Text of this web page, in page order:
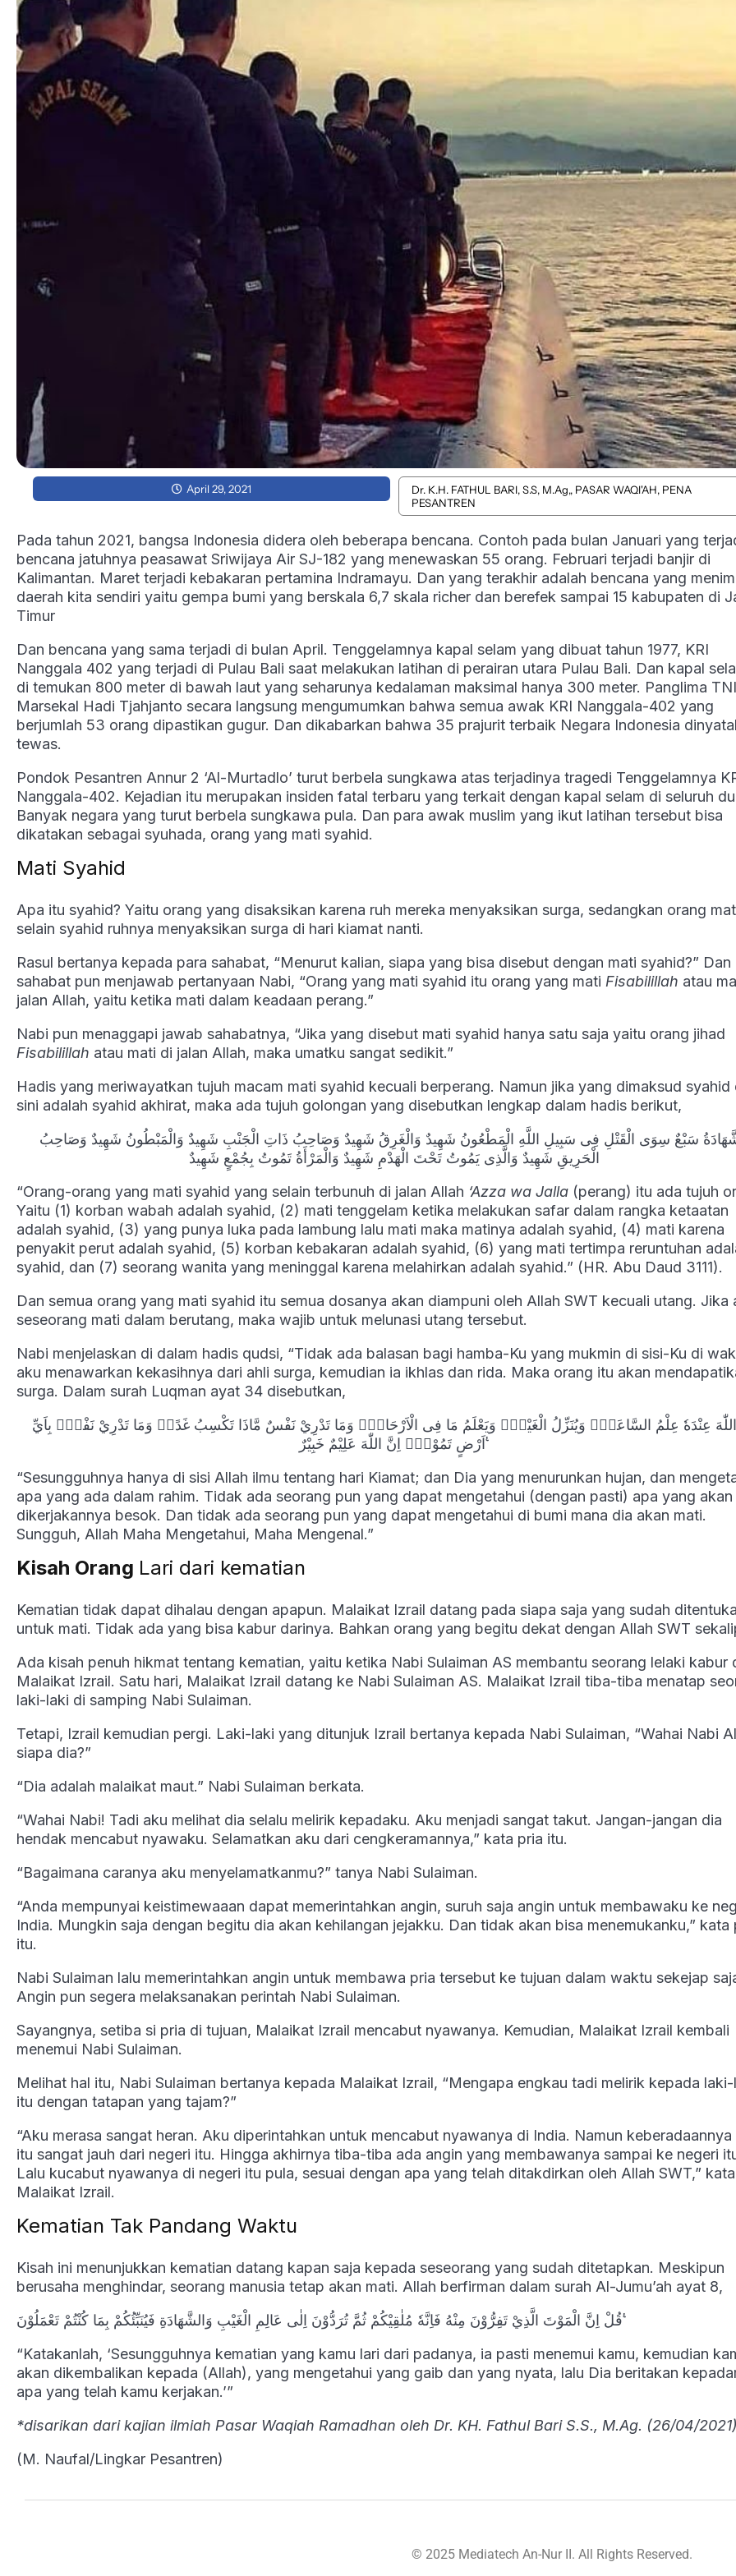
April 29, 2021
Dr. K.H. FATHUL BARI, S.S, M.Ag,, PASAR WAQI'AH, PENA
PESANTREN
Pada tahun 2021, bangsa Indonesia didera oleh beberapa bencana. Contoh pada bulan Januari yang
bencana jatuhnya peasawat Sriwijaya Air SJ-182 yang menewaskan 55 orang. Februari terjadi banjir di
Kalimantan. Maret terjadi kebakaran pertamina Indramayu. Dan yang terakhir adalah bencana yang
daerah kita sendiri yaitu gempa bumi yang berskala 6,7 skala richer dan berefek sampai 15 kabupaten di
Timur
Dan bencana yang sama terjadi di bulan April. Tenggelamnya kapal selam yang dibuat tahun 1977, KRI
Nanggala 402 yang terjadi di Pulau Bali saat melakukan latihan di perairan utara Pulau Bali. Dan kapal
di temukan 800 meter di bawah laut yang seharunya kedalaman maksimal hanya 300 meter. Panglima TNI
Marsekal Hadi Tjahjanto secara langsung mengumumkan bahwa semua awak KRI Nanggala-402 yang
berjumlah 53 orang dipastikan gugur. Dan dikabarkan bahwa 35 prajurit terbaik Negara Indonesia
tewas.
Pondok Pesantren Annur 2 ‘Al-Murtadlo’ turut berbela sungkawa atas terjadinya tragedi Tenggelamnya
Nanggala-402. Kejadian itu merupakan insiden fatal terbaru yang terkait dengan kapal selam di seluruh
Banyak negara yang turut berbela sungkawa pula. Dan para awak muslim yang ikut latihan tersebut bisa
dikatakan sebagai syuhada, orang yang mati syahid.
Mati Syahid
Apa itu syahid? Yaitu orang yang disaksikan karena ruh mereka menyaksikan surga, sedangkan orang
selain syahid ruhnya menyaksikan surga di hari kiamat nanti.
Rasul bertanya kepada para sahabat, “Menurut kalian, siapa yang bisa disebut dengan mati syahid?” Dan
sahabat pun menjawab pertanyaan Nabi, “Orang yang mati syahid itu orang yang mati Fisabilillah atau
jalan Allah, yaitu ketika mati dalam keadaan perang.”
Nabi pun menaggapi jawab sahabatnya, “Jika yang disebut mati syahid hanya satu saja yaitu orang jihad
Fisabilillah atau mati di jalan Allah, maka umatku sangat sedikit.”
Hadis yang meriwayatkan tujuh macam mati syahid kecuali berperang. Namun jika yang dimaksud syahid
sini adalah syahid akhirat, maka ada tujuh golongan yang disebutkan lengkap dalam hadis berikut,
سَبْعٌ سِوَى الْقَتْلِ فِى سَبِيلِ اللَّهِ الْمَطْعُونُ شَهِيدٌ وَالْغَرِقُ شَهِيدٌ وَصَاحِبُ ذَاتِ الْجَنْبِ شَهِيدٌ وَالْمَبْطُونُ شَهِيدٌ وَصَاحِبُ
الْحَرِيقِ شَهِيدٌ وَالَّذِى يَمُوتُ تَحْتَ الْهَدْمِ شَهِيدٌ وَالْمَرْأَةُ تَمُوتُ بِجُمْعٍ شَهِيدٌ
“Orang-orang yang mati syahid yang selain terbunuh di jalan Allah ‘Azza wa Jalla (perang) itu ada tujuh
Yaitu (1) korban wabah adalah syahid, (2) mati tenggelam ketika melakukan safar dalam rangka ketaatan
adalah syahid, (3) yang punya luka pada lambung lalu mati maka matinya adalah syahid, (4) mati karena
penyakit perut adalah syahid, (5) korban kebakaran adalah syahid, (6) yang mati tertimpa reruntuhan
syahid, dan (7) seorang wanita yang meninggal karena melahirkan adalah syahid.” (HR. Abu Daud 3111).
Dan semua orang yang mati syahid itu semua dosanya akan diampuni oleh Allah SWT kecuali utang. Jika
seseorang mati dalam berutang, maka wajib untuk melunasi utang tersebut.
Nabi menjelaskan di dalam hadis qudsi, “Tidak ada balasan bagi hamba-Ku yang mukmin di sisi-Ku di
aku menawarkan kekasihnya dari ahli surga, kemudian ia ikhlas dan rida. Maka orang itu akan
surga. Dalam surah Luqman ayat 34 disebutkan,
عِنْدَهٗ عِلْمُ السَّاعَةِۚ وَيُنَزِّلُ الْغَيْثَۚ وَيَعْلَمُ مَا فِى الْاَرْحَامِۗ وَمَا تَدْرِيْ نَفْسٌ مَّاذَا تَكْسِبُ غَدًاۗ وَمَا تَدْرِيْ نَفْسٌۢ بِاَيِّ
اَرْضٍ تَمُوْتُۗ اِنَّ اللّٰهَ عَلِيْمٌ خَبِيْرٌ ࣖ
“Sesungguhnya hanya di sisi Allah ilmu tentang hari Kiamat; dan Dia yang menurunkan hujan, dan
apa yang ada dalam rahim. Tidak ada seorang pun yang dapat mengetahui (dengan pasti) apa yang akan
dikerjakannya besok. Dan tidak ada seorang pun yang dapat mengetahui di bumi mana dia akan mati.
Sungguh, Allah Maha Mengetahui, Maha Mengenal.”
Kisah Orang Lari dari kematian
Kematian tidak dapat dihalau dengan apapun. Malaikat Izrail datang pada siapa saja yang sudah
untuk mati. Tidak ada yang bisa kabur darinya. Bahkan orang yang begitu dekat dengan Allah SWT
Ada kisah penuh hikmat tentang kematian, yaitu ketika Nabi Sulaiman AS membantu seorang lelaki kabur
Malaikat Izrail. Satu hari, Malaikat Izrail datang ke Nabi Sulaiman AS. Malaikat Izrail tiba-tiba menatap
laki-laki di samping Nabi Sulaiman.
Tetapi, Izrail kemudian pergi. Laki-laki yang ditunjuk Izrail bertanya kepada Nabi Sulaiman, “Wahai Nabi
siapa dia?”
“Dia adalah malaikat maut.” Nabi Sulaiman berkata.
“Wahai Nabi! Tadi aku melihat dia selalu melirik kepadaku. Aku menjadi sangat takut. Jangan-jangan dia
hendak mencabut nyawaku. Selamatkan aku dari cengkeramannya,” kata pria itu.
“Bagaimana caranya aku menyelamatkanmu?” tanya Nabi Sulaiman.
“Anda mempunyai keistimewaaan dapat memerintahkan angin, suruh saja angin untuk membawaku ke
India. Mungkin saja dengan begitu dia akan kehilangan jejakku. Dan tidak akan bisa menemukanku,” kata
itu.
Nabi Sulaiman lalu memerintahkan angin untuk membawa pria tersebut ke tujuan dalam waktu sekejap
Angin pun segera melaksanakan perintah Nabi Sulaiman.
Sayangnya, setiba si pria di tujuan, Malaikat Izrail mencabut nyawanya. Kemudian, Malaikat Izrail kembali
menemui Nabi Sulaiman.
Melihat hal itu, Nabi Sulaiman bertanya kepada Malaikat Izrail, “Mengapa engkau tadi melirik kepada
itu dengan tatapan yang tajam?”
“Aku merasa sangat heran. Aku diperintahkan untuk mencabut nyawanya di India. Namun keberadaannya
itu sangat jauh dari negeri itu. Hingga akhirnya tiba-tiba ada angin yang membawanya sampai ke negeri
Lalu kucabut nyawanya di negeri itu pula, sesuai dengan apa yang telah ditakdirkan oleh Allah SWT,” kata
Malaikat Izrail.
Kematian Tak Pandang Waktu
Kisah ini menunjukkan kematian datang kapan saja kepada seseorang yang sudah ditetapkan. Meskipun
berusaha menghindar, seorang manusia tetap akan mati. Allah berfirman dalam surah Al-Jumu’ah ayat 8,
قُلْ اِنَّ الْمَوْتَ الَّذِيْ تَفِرُّوْنَ مِنْهُ فَاِنَّهٗ مُلٰقِيْكُمْ ثُمَّ تُرَدُّوْنَ اِلٰى عَالِمِ الْغَيْبِ وَالشَّهَادَةِ فَيُنَبِّئُكُمْ بِمَا كُنْتُمْ تَعْمَلُوْنَ ࣖ
“Katakanlah, ‘Sesungguhnya kematian yang kamu lari dari padanya, ia pasti menemui kamu, kemudian
akan dikembalikan kepada (Allah), yang mengetahui yang gaib dan yang nyata, lalu Dia beritakan
apa yang telah kamu kerjakan.’”
*disarikan dari kajian ilmiah Pasar Waqiah Ramadhan oleh Dr. KH. Fathul Bari S.S., M.Ag. (26/04/2021)
(M. Naufal/Lingkar Pesantren)
© 2025 Mediatech An-Nur II. All Rights Reserved.